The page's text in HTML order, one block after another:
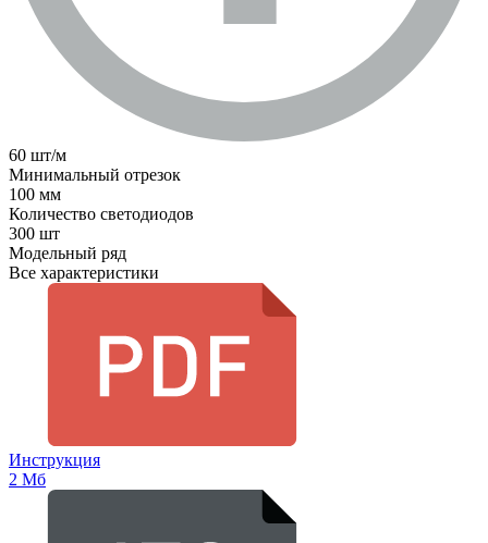
60 шт/м
Минимальный отрезок
100 мм
Количество светодиодов
300 шт
Модельный ряд
Все характеристики
Инструкция
2 Мб